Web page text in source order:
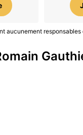
aucunement